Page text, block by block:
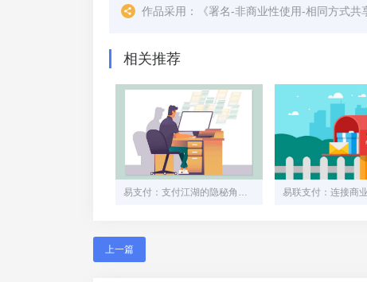
作品采用：
《署名-非商业性使用-相同方式共
相关推荐
易支付：支付江湖的隐秘角落，中小商家的“灰色生命线”
上一篇